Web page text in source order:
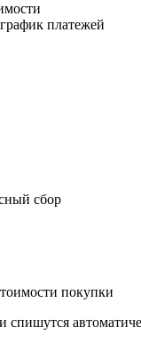
платежей
сбор
покупки
спишутся